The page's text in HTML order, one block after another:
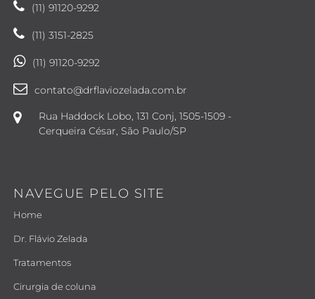
(11) 91120-9292
(11) 3151-2825
(11) 91120-9292
contato@drflaviozelada.com.br
Rua Haddock Lobo, 131 Conj, 1505-1509 -
Cerqueira César, São Paulo/SP
NAVEGUE PELO SITE
Home
Dr. Flávio Zelada
Tratamentos
Cirurgia de coluna